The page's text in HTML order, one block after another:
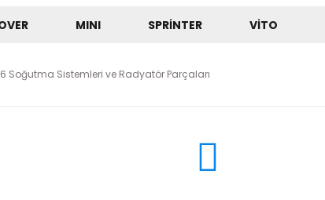
MINI SPRINTER VITO
Soğutma Sistemleri ve Radyatör Parçaları